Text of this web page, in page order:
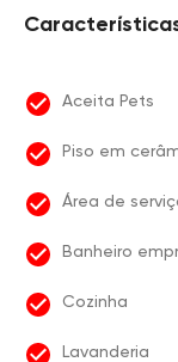
Aceita Pets
Piso em
Área de
Banheiro
Cozinha
Lavanderia